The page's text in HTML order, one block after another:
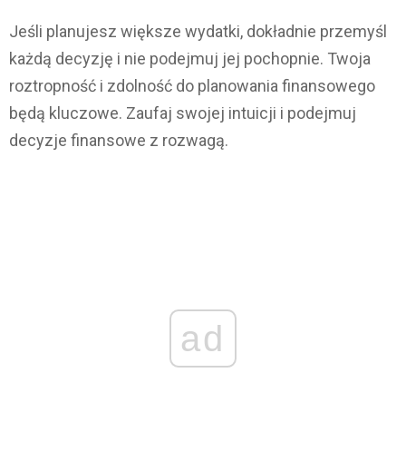
Jeśli planujesz większe wydatki, dokładnie przemyśl
każdą decyzję i nie podejmuj jej pochopnie. Twoja
roztropność i zdolność do planowania finansowego
będą kluczowe. Zaufaj swojej intuicji i podejmuj
decyzje finansowe z rozwagą.
ad